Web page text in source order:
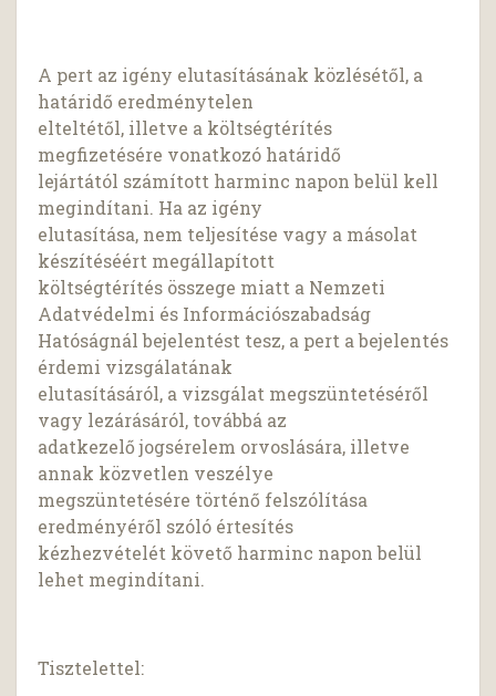
A pert az igény elutasításának közlésétől, a
határidő eredménytelen
elteltétől, illetve a költségtérítés
megfizetésére vonatkozó határidő
lejártától számított harminc napon belül kell
megindítani. Ha az igény
elutasítása, nem teljesítése vagy a másolat
készítéséért megállapított
költségtérítés összege miatt a Nemzeti
Adatvédelmi és Információszabadság
Hatóságnál bejelentést tesz, a pert a bejelentés
érdemi vizsgálatának
elutasításáról, a vizsgálat megszüntetéséről
vagy lezárásáról, továbbá az
adatkezelő jogsérelem orvoslására, illetve
annak közvetlen veszélye
megszüntetésére történő felszólítása
eredményéről szóló értesítés
kézhezvételét követő harminc napon belül
lehet megindítani.
Tisztelettel: